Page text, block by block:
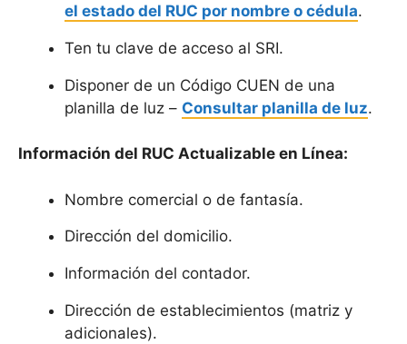
el estado del RUC por nombre o cédula.
Ten tu clave de acceso al SRI.
Disponer de un Código CUEN de una
planilla de luz – Consultar planilla de luz.
Información del RUC Actualizable en Línea:
Nombre comercial o de fantasía.
Dirección del domicilio.
Información del contador.
Dirección de establecimientos (matriz y
adicionales).